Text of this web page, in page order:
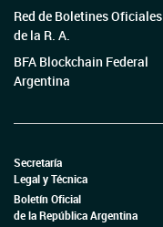
Red de Boletines Oficiales
de la R. A.
BFA Blockchain Federal
Argentina
Secretaría
Legal y Técnica
Boletín Oficial
de la República Argentina